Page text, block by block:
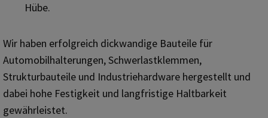
Hübe.
Wir haben erfolgreich dickwandige Bauteile für
Automobilhalterungen, Schwerlastklemmen,
Strukturbauteile und Industriehardware hergestellt und
dabei hohe Festigkeit und langfristige Haltbarkeit
gewährleistet.